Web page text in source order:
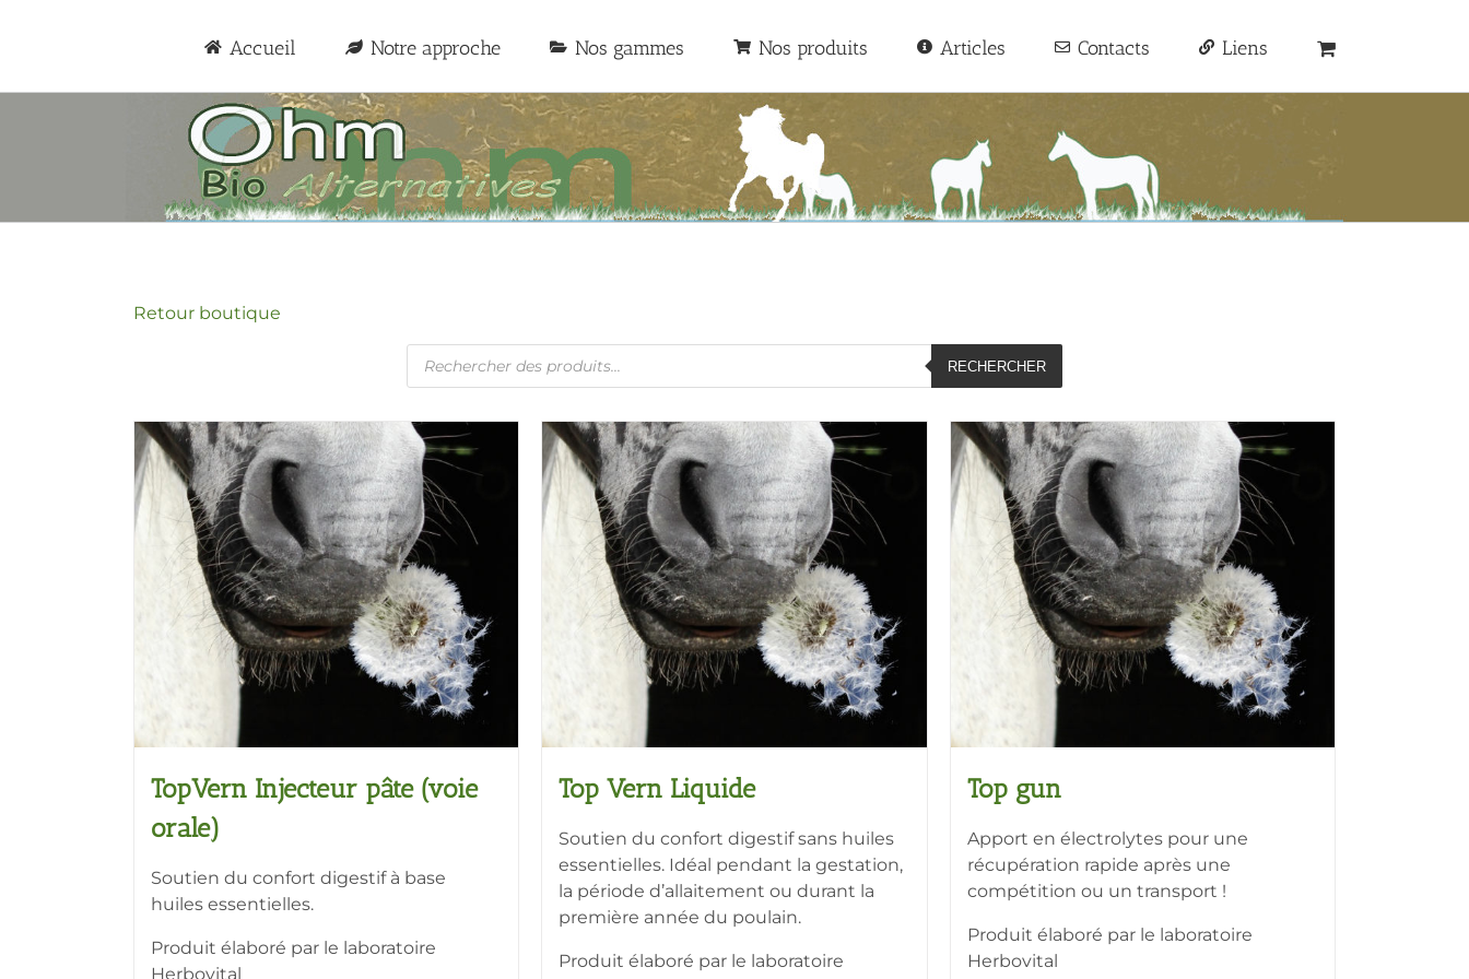
Accueil Notre approche Nos gammes Nos produits Articles Contacts Liens
Retour boutique
Recherche
de
produits
RECHERCHER
TopVern Injecteur pâte (voie
orale)
Soutien du confort digestif à base
huiles essentielles.
Produit élaboré par le laboratoire
Herbovital
Top Vern Liquide
Soutien du confort digestif sans huiles
essentielles. Idéal pendant la gestation,
la période d’allaitement ou durant la
première année du poulain.
Produit élaboré par le laboratoire
Top gun
Apport en électrolytes pour une
récupération rapide après une
compétition ou un transport !
Produit élaboré par le laboratoire
Herbovital